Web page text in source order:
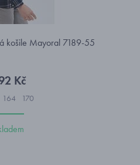
košile Mayoral 7189-55
Kč
164 170